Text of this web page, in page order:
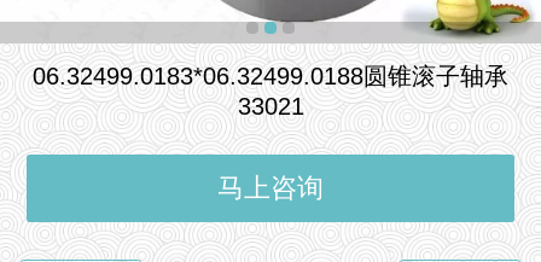
06.32499.0183*06.32499.0188圆锥滚子轴承
33021
马上咨询